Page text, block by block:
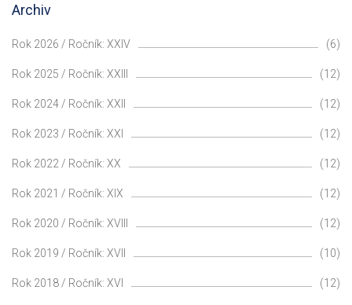
Archiv
Rok 2026 / Ročník: XXIV (6)
Rok 2025 / Ročník: XXIII (12)
Rok 2024 / Ročník: XXII (12)
Rok 2023 / Ročník: XXI (12)
Rok 2022 / Ročník: XX (12)
Rok 2021 / Ročník: XIX (12)
Rok 2020 / Ročník: XVIII (12)
Rok 2019 / Ročník: XVII (10)
Rok 2018 / Ročník: XVI (12)